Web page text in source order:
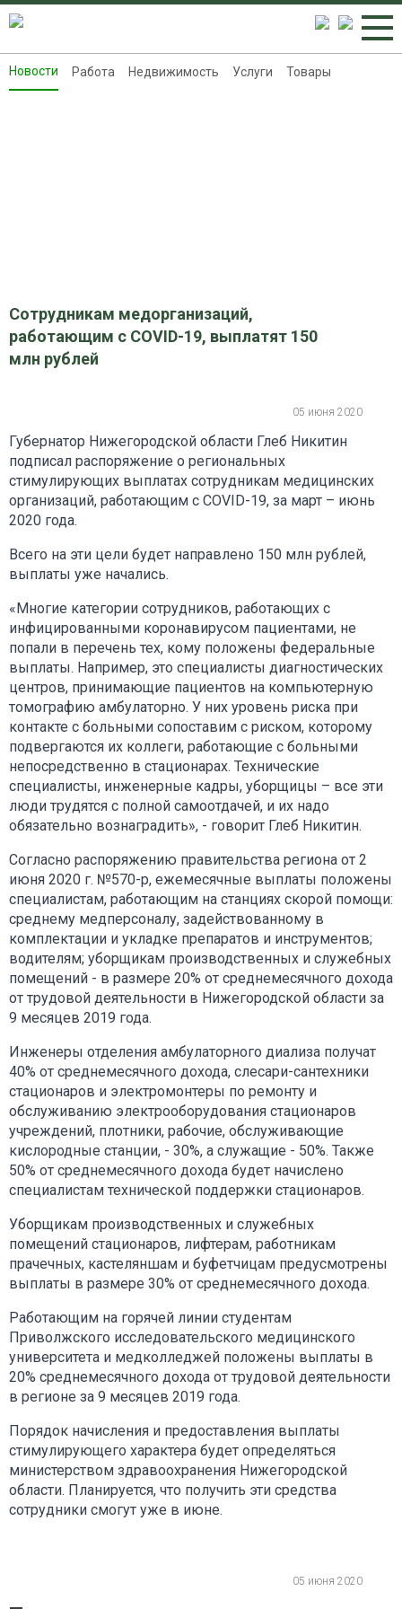
Новости
Новости Работа Недвижимость Услуги Товары
Сотрудникам медорганизаций,
работающим с COVID-19, выплатят 150
млн рублей
05 июня 2020
Губернатор Нижегородской области Глеб Никитин
подписал распоряжение о региональных
стимулирующих выплатах сотрудникам медицинских
организаций, работающим с COVID-19, за март – июнь
2020 года.
Всего на эти цели будет направлено 150 млн рублей,
выплаты уже начались.
«Многие категории сотрудников, работающих с
инфицированными коронавирусом пациентами, не
попали в перечень тех, кому положены федеральные
выплаты. Например, это специалисты диагностических
центров, принимающие пациентов на компьютерную
томографию амбулаторно. У них уровень риска при
контакте с больными сопоставим с риском, которому
подвергаются их коллеги, работающие с больными
непосредственно в стационарах. Технические
специалисты, инженерные кадры, уборщицы – все эти
люди трудятся с полной самоотдачей, и их надо
обязательно вознаградить», - говорит Глеб Никитин.
Согласно распоряжению правительства региона от 2
июня 2020 г. №570-р, ежемесячные выплаты положены
специалистам, работающим на станциях скорой помощи:
среднему медперсоналу, задействованному в
комплектации и укладке препаратов и инструментов;
водителям; уборщикам производственных и служебных
помещений - в размере 20% от среднемесячного дохода
от трудовой деятельности в Нижегородской области за
9 месяцев 2019 года.
Инженеры отделения амбулаторного диализа получат
40% от среднемесячного дохода, слесари-сантехники
стационаров и электромонтеры по ремонту и
обслуживанию электрооборудования стационаров
учреждений, плотники, рабочие, обслуживающие
кислородные станции, - 30%, а служащие - 50%. Также
50% от среднемесячного дохода будет начислено
специалистам технической поддержки стационаров.
Уборщикам производственных и служебных
помещений стационаров, лифтерам, работникам
прачечных, кастеляншам и буфетчицам предусмотрены
выплаты в размере 30% от среднемесячного дохода.
Работающим на горячей линии студентам
Приволжского исследовательского медицинского
университета и медколледжей положены выплаты в
20% среднемесячного дохода от трудовой деятельности
в регионе за 9 месяцев 2019 года.
Порядок начисления и предоставления выплаты
стимулирующего характера будет определяться
министерством здравоохранения Нижегородской
области. Планируется, что получить эти средства
сотрудники смогут уже в июне.
05 июня 2020